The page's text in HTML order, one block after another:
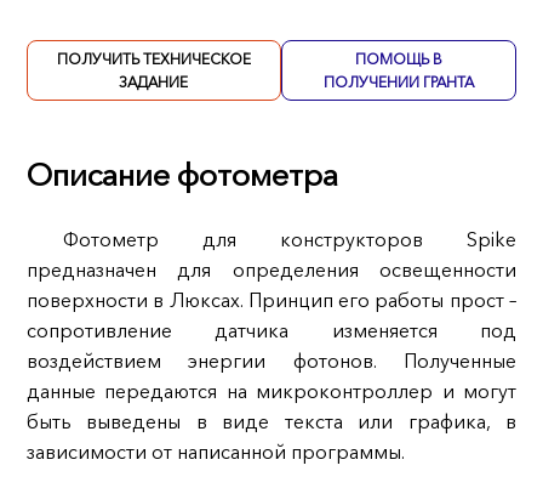
ПОЛУЧИТЬ ТЕХНИЧЕСКОЕ
ЗАДАНИЕ
ПОМОЩЬ В
ПОЛУЧЕНИИ ГРАНТА
Описание фотометра
Фотометр для конструкторов Spike
предназначен для определения освещенности
поверхности в Люксах. Принцип его работы прост –
сопротивление датчика изменяется под
воздействием энергии фотонов. Полученные
данные передаются на микроконтроллер и могут
быть выведены в виде текста или графика, в
зависимости от написанной программы.